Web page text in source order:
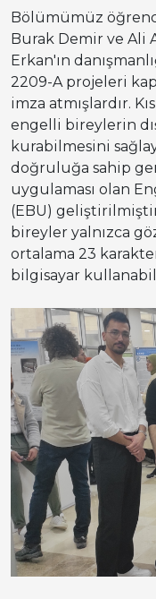
Bölümümüz
Burak Demir ve Ali
Erkan'ın
2209-A projeleri
imza atmışlardır.
engelli bireylerin
kurabilmesini
doğruluğa sahip
uygulaması olan
(EBU)
bireyler yalnızca
ortalama 23
bilgisayar